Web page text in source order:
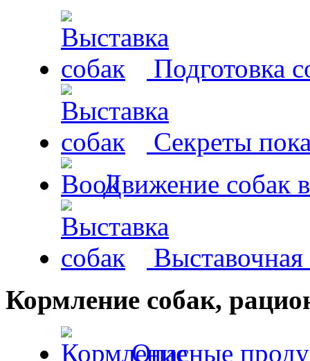
Подготовка
Секреты
Движение собак
Выставочная
Кормление собак,
Опасные